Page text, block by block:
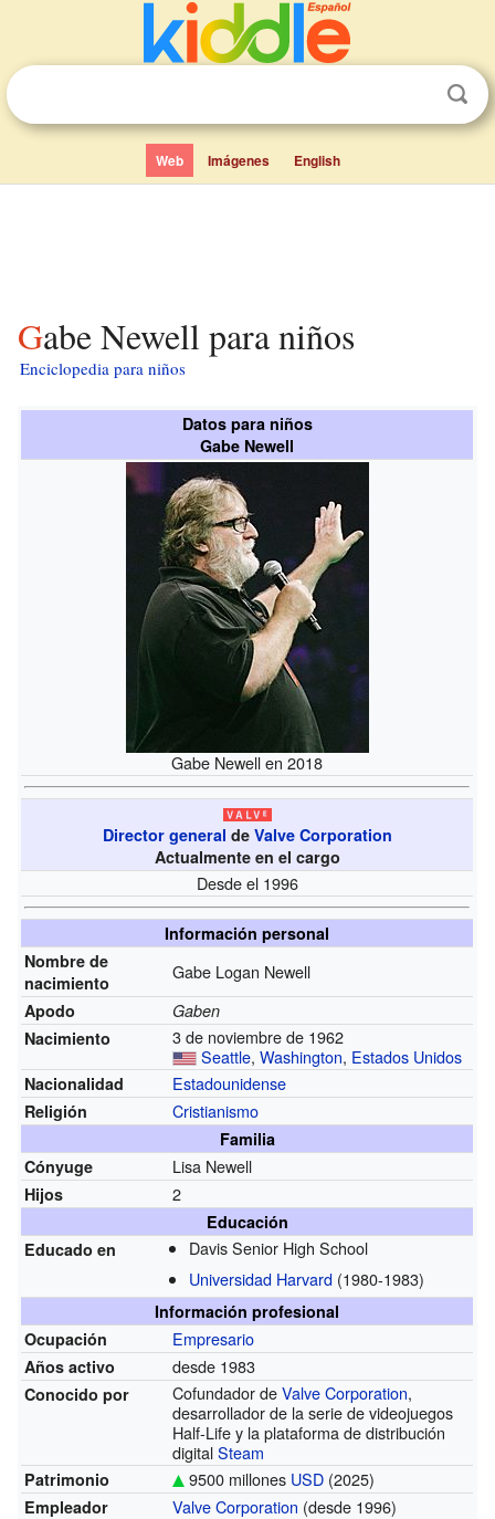
Web Imágenes English
Gabe Newell para niños
Enciclopedia para niños
Datos para niños
Gabe Newell
Gabe Newell en 2018
Director general de Valve Corporation
Actualmente en el cargo
Desde el 1996
Información personal
Nombre de
nacimiento
Gabe Logan Newell
Apodo
Gaben
Nacimiento
3 de noviembre de 1962
Seattle,Washington, Estados Unidos
Nacionalidad Estadounidense
Religión Cristianismo
Familia
Cónyuge
Lisa Newell
Hijos 2
Educación
Educado en
Davis Senior High School
Universidad Harvard (1980-1983)
Información profesional
Ocupación
Empresario
Años activo desde 1983
Conocido por Cofundador deValve Corporation,
desarrollador de la serie de videojuegos
Half-Life y la plataforma de distribución
digitalSteam
Patrimonio 9500 millones USD (2025)
Empleador Valve Corporation (desde 1996)